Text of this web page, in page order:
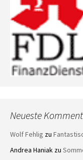
Neueste
Wolf Fehlig zu
Andrea Haniak zu